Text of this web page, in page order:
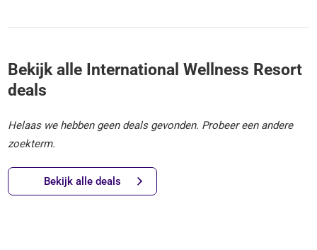
Bekijk alle International Wellness Resort
deals
Helaas we hebben geen deals gevonden. Probeer een andere
zoekterm.
Bekijk alle deals